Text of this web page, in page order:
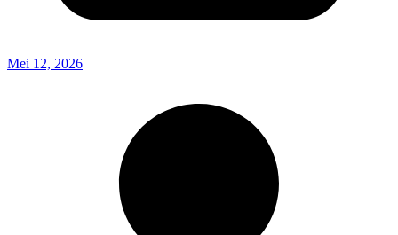
Mei 12, 2026